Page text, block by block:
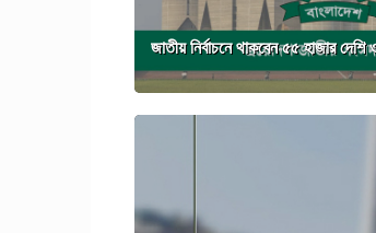
জাতীয় নির্বাচনে থাকবেন ৫৫ হাজার দেশি